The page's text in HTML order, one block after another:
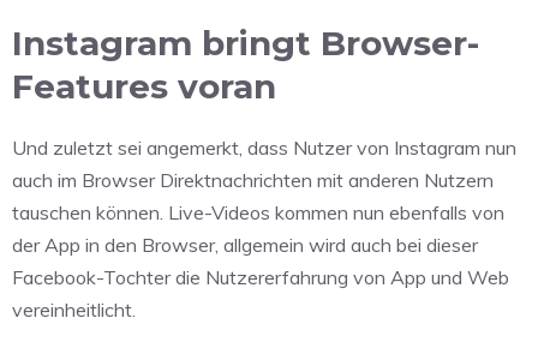
Instagram bringt Browser-
Features voran
Und zuletzt sei angemerkt, dass Nutzer von Instagram nun
auch im Browser Direktnachrichten mit anderen Nutzern
tauschen können. Live-Videos kommen nun ebenfalls von
der App in den Browser, allgemein wird auch bei dieser
Facebook-Tochter die Nutzererfahrung von App und Web
vereinheitlicht.